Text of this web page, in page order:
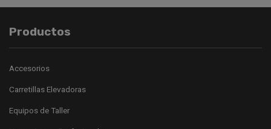
Productos
Accesorios
Carretillas Elevadoras
Equipos de Taller